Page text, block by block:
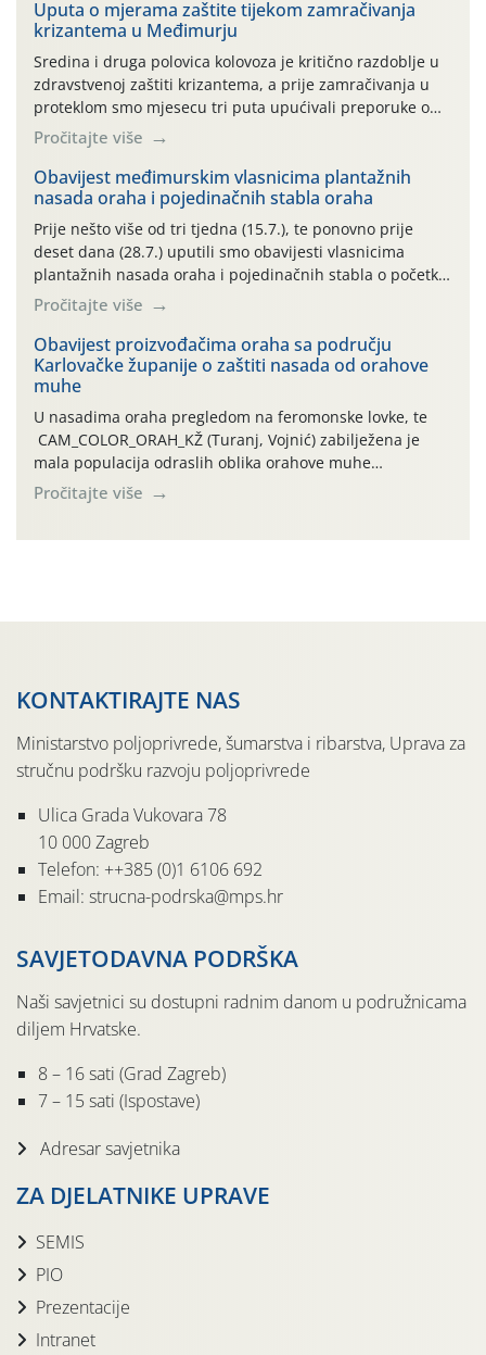
Uputa o mjerama zaštite tijekom zamračivanja
krizantema u Međimurju
Sredina i druga polovica kolovoza je kritično razdoblje u
zdravstvenoj zaštiti krizantema, a prije zamračivanja u
proteklom smo mjesecu tri puta upućivali preporuke o
preventivnim mjerama zaštite krizantema od najčešćih
uzročnika bolesti, štetnika i fito-fagnih grinja (23.7., 14.7.,
06.7.)! Na početku ovog mjeseca je zabilježeno je
povijesno i ekstremno vruće meteorološko razdoblje, uz
najviše temperature […]
Pročitajte više
Obavijest međimurskim vlasnicima plantažnih
nasada oraha i pojedinačnih stabla oraha
Prije nešto više od tri tjedna (15.7.), te ponovno prije
deset dana (28.7.) uputili smo obavijesti vlasnicima
plantažnih nasada oraha i pojedinačnih stabla o početku
leta i ovogodišnjoj potrebi usmjerenog suzbijanja
orahove muhe (Rhagoletis completa)! Već dvanaest dana
traje drugi ovogodišnji “toplinski udar”, koji naročito
izražen zadnja šest dana (31.7.-05.8.), jer najviše
temperature zraka svakodnevno […]
Pročitajte više
Obavijest proizvođačima oraha sa području
Karlovačke županije o zaštiti nasada od orahove
muhe
U nasadima oraha pregledom na feromonske lovke, te
CAM_COLOR_ORAH_KŽ (Turanj, Vojnić) zabilježena je
mala populacija odraslih oblika orahove muhe
(Rhagoletis completa). Niska brojnost može se objasniti
činjenicom da je riječ o mladim nasadima s vrlo malim
Pročitajte više
KONTAKTIRAJTE NAS
Ministarstvo poljoprivrede, šumarstva i ribarstva, Uprava za
stručnu podršku razvoju poljoprivrede
Ulica Grada Vukovara 78
10 000 Zagreb
Telefon: ++385 (0)1 6106 692
Email: strucna-podrska@mps.hr
SAVJETODAVNA PODRŠKA
Naši savjetnici su dostupni radnim danom u podružnicama
diljem Hrvatske.
8 – 16 sati (Grad Zagreb)
7 – 15 sati (Ispostave)
Adresar savjetnika
ZA DJELATNIKE UPRAVE
SEMIS
PIO
Prezentacije
Intranet